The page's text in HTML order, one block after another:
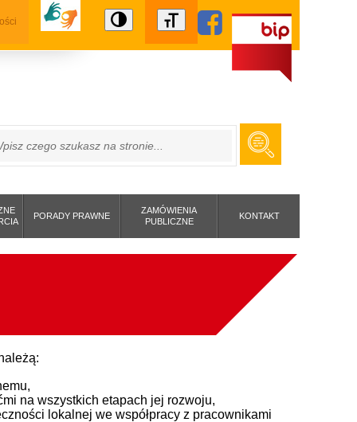
PORADY PRAWNE
ZAMÓWIENIA
PUBLICZNE
KONTAKT
na wszystkich etapach jej rozwoju,
lokalnej we współpracy z pracownikami